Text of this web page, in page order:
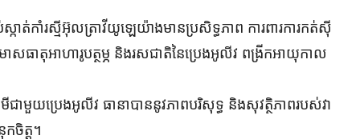
ត់កាំរស្មីអ៊ុលត្រាវីយូឡេយ៉ាងមានប្រសិទ្ធភាព ការពារការកត់សុី
ាសធាតុអាហារូបត្ថម្ភ និងរសជាតិនៃប្រេងអូលីវ ពង្រីកអាយុកាល
ជាមួយប្រេងអូលីវ ធានាបាននូវភាពបរិសុទ្ធ និងសុវត្ថិភាពរបស់វា
កចិត្ត។